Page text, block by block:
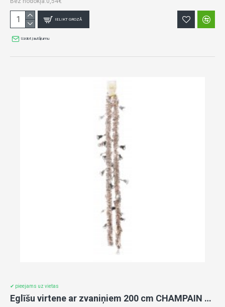
IELIKT GROZĀ
Uzdot jautājumu
✔ pieejams uz vietas
Eglīšu virtene ar zvaniņiem 200 cm CHAMPAIN GIF6085CH -izpārdošana